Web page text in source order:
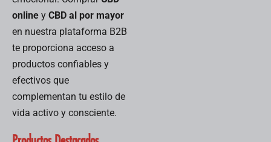
online y CBD al por mayor
en nuestra plataforma B2B
te proporciona acceso a
productos confiables y
efectivos que
complementan tu estilo de
vida activo y consciente.